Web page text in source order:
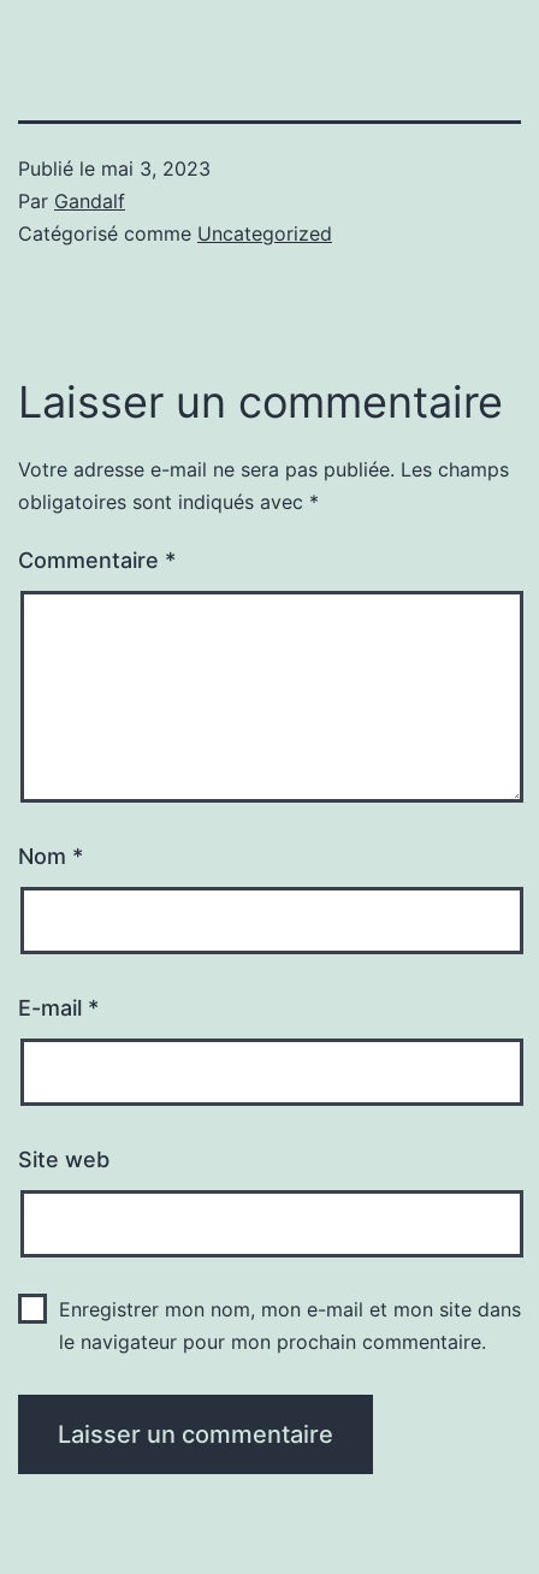
Publié le mai 3, 2023
Par Gandalf
Catégorisé comme Uncategorized
Laisser un commentaire
Votre adresse e-mail ne sera pas publiée. Les champs
obligatoires sont indiqués avec *
Commentaire *
Nom *
E-mail *
Site web
Enregistrer mon nom, mon e-mail et mon site dans
le navigateur pour mon prochain commentaire.